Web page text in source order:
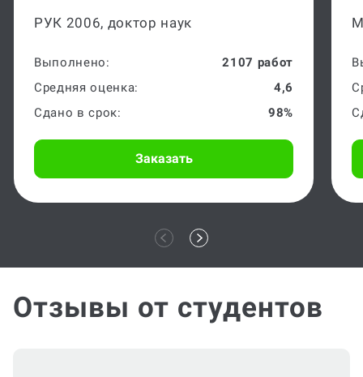
РУК 2006, доктор наук
Выполнено:
2107 работ
Средняя оценка:
4,6
Сдано в срок:
98%
Заказать
Отзывы от студентов